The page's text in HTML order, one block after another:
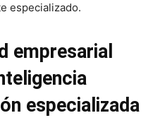
especializado.
empresarial
especializada